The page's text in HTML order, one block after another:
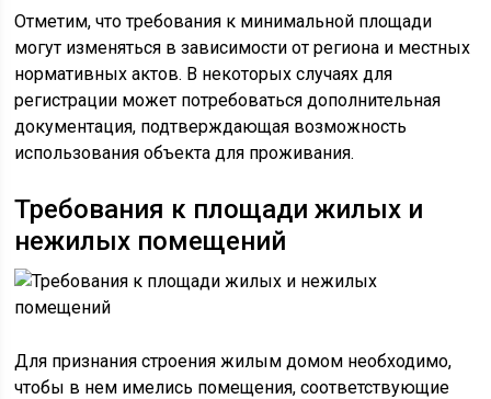
Отметим, что требования к минимальной площади
могут изменяться в зависимости от региона и местных
нормативных актов. В некоторых случаях для
регистрации может потребоваться дополнительная
документация, подтверждающая возможность
использования объекта для проживания.
Требования к площади жилых и
нежилых помещений
Для признания строения жилым домом необходимо,
чтобы в нем имелись помещения, соответствующие